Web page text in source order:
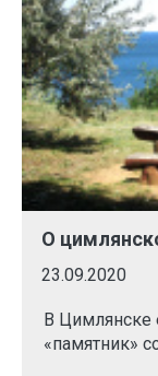
О
23.09.2020
В Цимлянске
«памятник»